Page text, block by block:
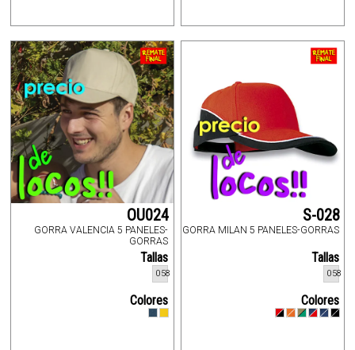
OU024
GORRA VALENCIA 5 PANELES-
GORRAS
Tallas
058
Colores
S-028
GORRA MILAN 5 PANELES-GORRAS
Tallas
058
Colores